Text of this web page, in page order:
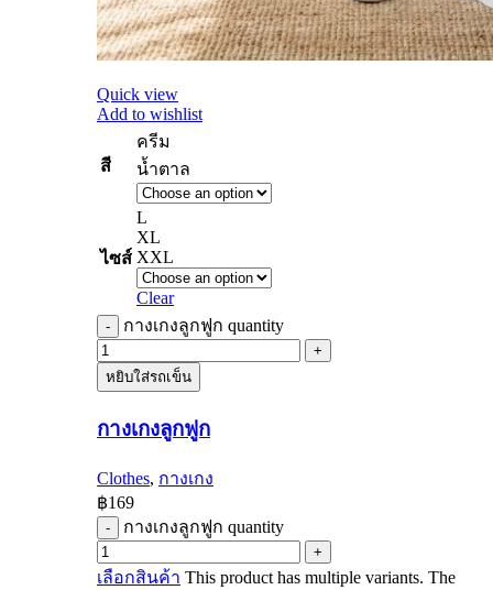
Quick view
Add to wishlist
สี
ครีม
น้ำตาล
ไซส์
L
XL
XXL
Clear
กางเกงลูกฟูก quantity
หยิบใส่รถเข็น
กางเกงลูกฟูก
Clothes, กางเกง
฿169
กางเกงลูกฟูก quantity
เลือกสินค้า This product has multiple variants. The